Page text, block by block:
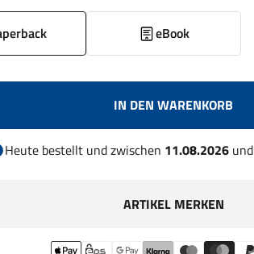
eBook
IN DEN WARENKORB
Heute bestellt und zwischen 11.08.2026und
ARTIKEL MERKEN